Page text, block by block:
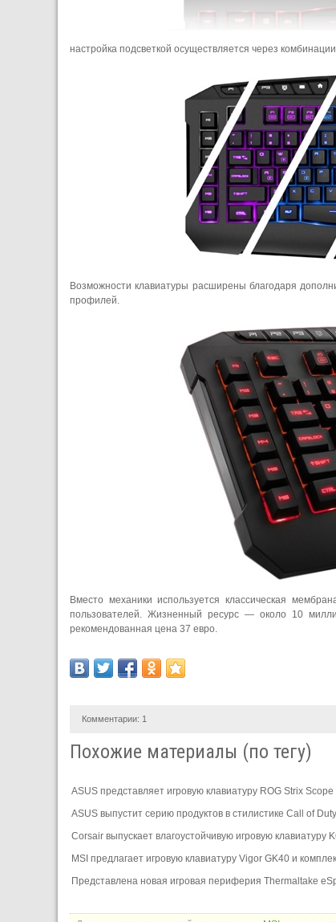
настройка подсветкой осуществляется через
Возможности клавиатуры расширены благодаря
профилей.
Вместо механики используется классическая
пользователей. Жизненный ресурс — около 10
рекомендованная цена 37 евро.
Комментарии: 1
Похожие материалы (по тегу)
ASUS представляет игровую клавиатуру ROG Strix Scope
ASUS выпустит серию продуктов в стилистике Call of
Corsair выпускает влагоустойчивую игровую клавиатуру
MSI предлагает игровую клавиатуру Vigor GK40 и
Представлена новая игровая периферия Thermaltake